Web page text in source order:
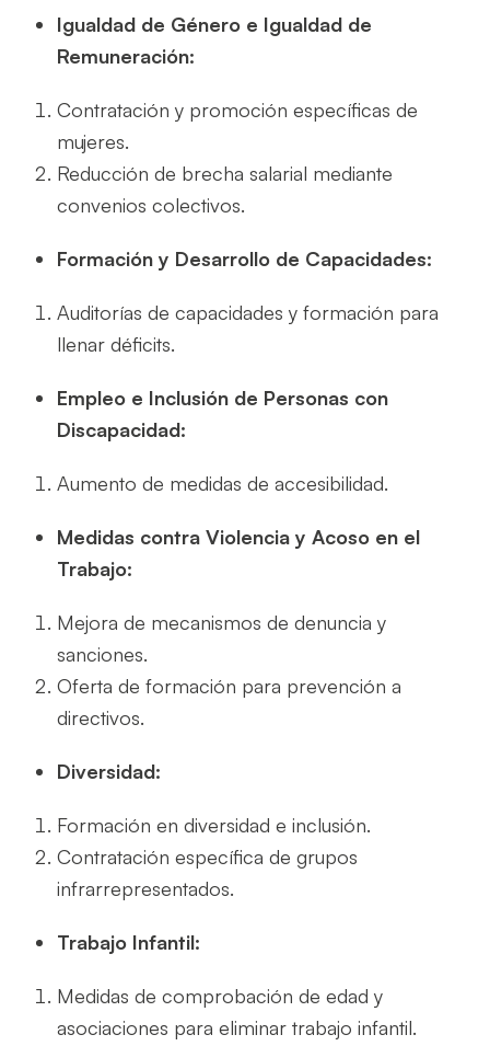
Igualdad de Género e Igualdad de
Remuneración:
Contratación y promoción específicas de
mujeres.
Reducción de brecha salarial mediante
convenios colectivos.
Formación y Desarrollo de Capacidades:
Auditorías de capacidades y formación para
llenar déficits.
Empleo e Inclusión de Personas con
Discapacidad:
Aumento de medidas de accesibilidad.
Medidas contra Violencia y Acoso en el
Trabajo:
Mejora de mecanismos de denuncia y
sanciones.
Oferta de formación para prevención a
directivos.
Diversidad:
Formación en diversidad e inclusión.
Contratación específica de grupos
infrarrepresentados.
Trabajo Infantil:
Medidas de comprobación de edad y
asociaciones para eliminar trabajo infantil.